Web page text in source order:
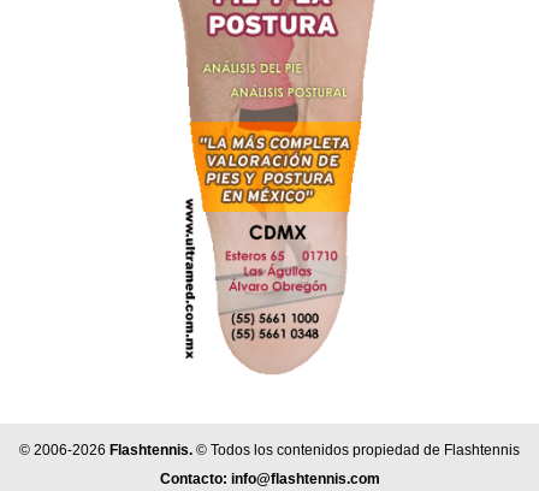
© 2006-2026 Flashtennis. © Todos los contenidos propiedad de Flashtennis
Contacto: info@flashtennis.com